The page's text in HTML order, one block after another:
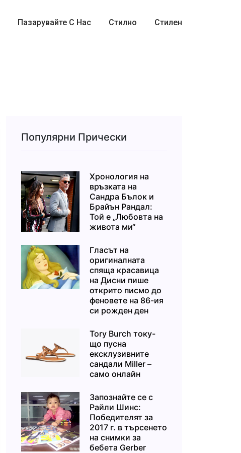
Пазарувайте С Нас Стилно Стилен
Популярни Прически
Хронология на
връзката на
Сандра Бълок и
Брайън Рандал:
Той е „Любовта на
живота ми“
Гласът на
оригиналната
спяща красавица
на Дисни пише
открито писмо до
феновете на 86-ия
си рожден ден
Tory Burch току-
що пусна
ексклузивните
сандали Miller –
само онлайн
Запознайте се с
Райли Шинс:
Победителят за
2017 г. в търсенето
на снимки за
бебета Gerber